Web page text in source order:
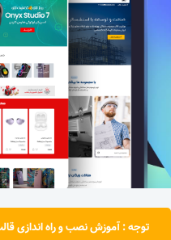
توجه : آموزش نصب و راه اندازی